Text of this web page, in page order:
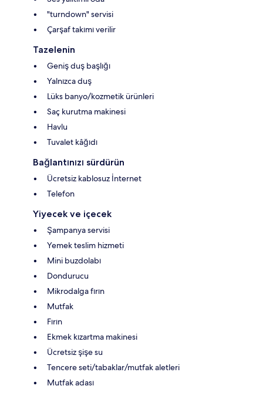
"turndown" servisi
Çarşaf takımı verilir
Tazelenin
Geniş duş başlığı
Yalnızca duş
Lüks banyo/kozmetik ürünleri
Saç kurutma makinesi
Havlu
Tuvalet kâğıdı
Bağlantınızı sürdürün
Ücretsiz kablosuz İnternet
Telefon
Yiyecek ve içecek
Şampanya servisi
Yemek teslim hizmeti
Mini buzdolabı
Dondurucu
Mikrodalga fırın
Mutfak
Fırın
Ekmek kızartma makinesi
Ücretsiz şişe su
Tencere seti/tabaklar/mutfak aletleri
Mutfak adası